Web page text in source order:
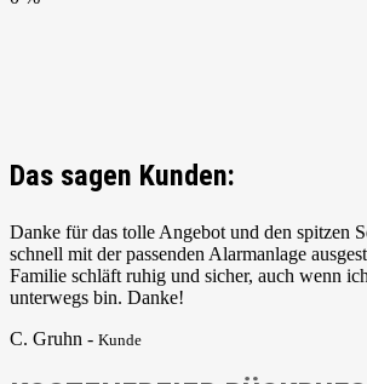
Das sagen Kunden:
Danke für das tolle Angebot und den spitzen
schnell mit der passenden Alarmanlage
Familie schläft ruhig und sicher, auch wenn
unterwegs bin. Danke!
C. Gruhn - Kunde